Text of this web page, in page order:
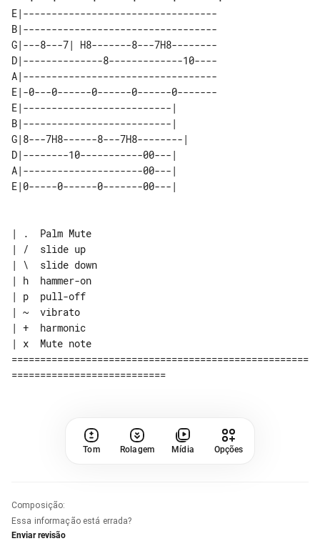
E|----------------------------------
B|----------------------------------
G|---8---7| H8-------8---7H8--------
D|--------------8-------------10----
A|----------------------------------
E|-0---0------0------0------0-------
E|--------------------------|
B|--------------------------|
G|8---7H8------8---7H8--------|
D|--------10-----------00---|
A|---------------------00---|
| .  Palm Mute
| /  slide up
| \  slide down
| h  hammer-on
| p  pull-off
| ~  vibrato
| +  harmonic
| x  Mute note
====================================================
Tom Rolagem Mídia Opções
Composição:
Essa informação está errada?
Enviar revisão